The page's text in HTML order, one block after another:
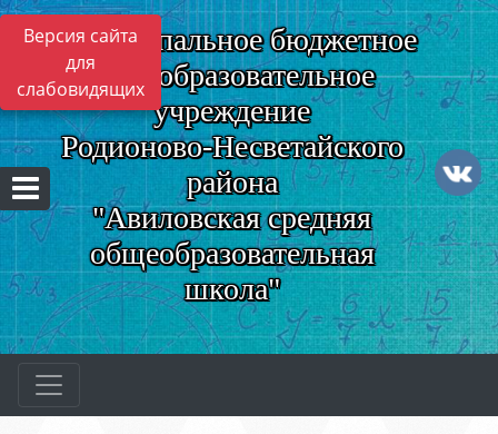
Версия сайта
для
слабовидящих
Муниципальное бюджетное
общеобразовательное
учреждение
Родионово-Несветайского
района
"Авиловская средняя
общеобразовательная
школа"